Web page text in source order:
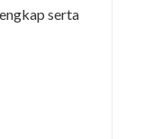
serta